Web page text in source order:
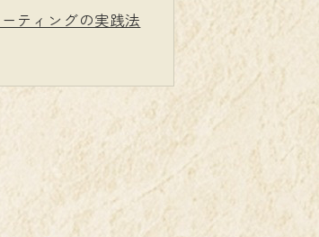
ティングの実践法
限に抑えるコツ
装を補助する方法
ンテナンスの流れ
工前の準備法
面保護の考え方